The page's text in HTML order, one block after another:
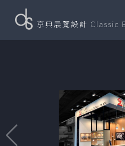
京典展覽設計 Classic